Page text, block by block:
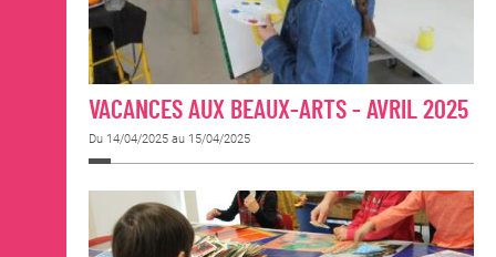
VACANCES AUX BEAUX-ARTS - AVRIL 2025
Du 14/04/2025 au 15/04/2025